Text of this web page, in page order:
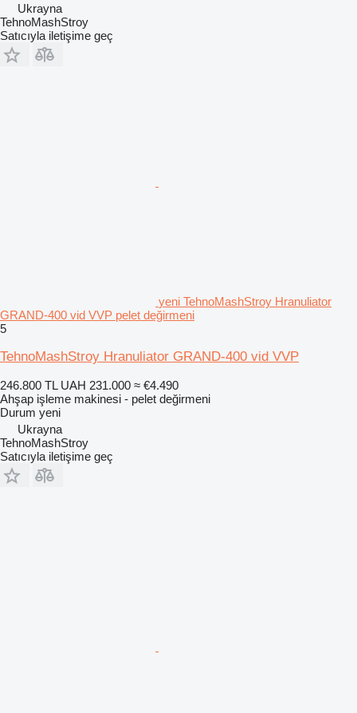
Ukrayna
TehnoMashStroy
Satıcıyla iletişime geç
yeni TehnoMashStroy Hranuliator
GRAND-400 vid VVP pelet değirmeni
5
TehnoMashStroy Hranuliator GRAND-400 vid VVP
246.800 TL UAH 231.000 ≈ €4.490
Ahşap işleme makinesi - pelet değirmeni
Durum yeni
Ukrayna
TehnoMashStroy
Satıcıyla iletişime geç